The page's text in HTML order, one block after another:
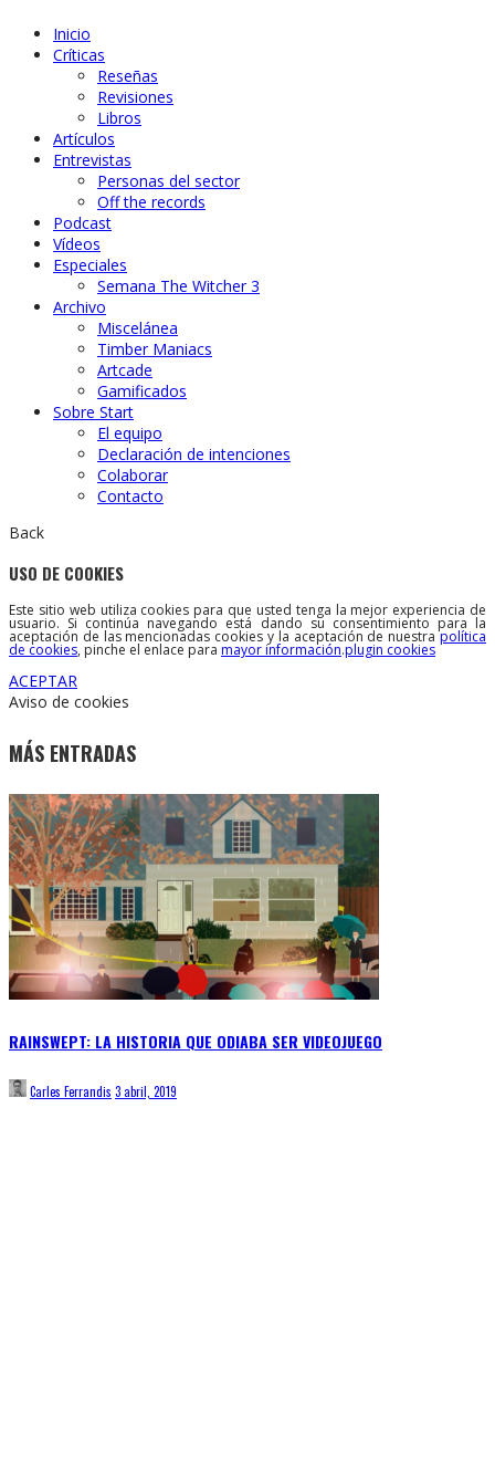
Inicio
Críticas
Reseñas
Revisiones
Libros
Artículos
Entrevistas
Personas del sector
Off the records
Podcast
Vídeos
Especiales
Semana The Witcher 3
Archivo
Miscelánea
Timber Maniacs
Artcade
Gamificados
Sobre Start
El equipo
Declaración de intenciones
Colaborar
Contacto
Back
USO DE COOKIES
Este sitio web utiliza cookies para que usted tenga la mejor experiencia de
usuario. Si continúa navegando está dando su consentimiento para la
aceptación de las mencionadas cookies y la aceptación de nuestrapolítica
de cookies, pinche el enlace para mayor información.plugin cookies
ACEPTAR
Aviso de cookies
MÁS ENTRADAS
RAINSWEPT: LA HISTORIA QUE ODIABA SER VIDEOJUEGO
Carles Ferrandis 3 abril, 2019